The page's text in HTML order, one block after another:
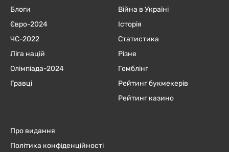
Блоги
Євро-2024
ЧC-2022
Ліга націй
Олімпіада-2024
Гравці
Війна в Україні
Історія
Статистика
Різне
Гемблінг
Рейтинг букмекерів
Рейтинг казино
Про видання
Політика конфіденційності